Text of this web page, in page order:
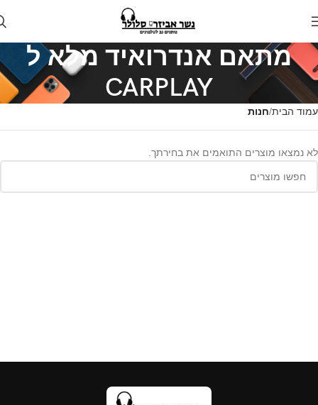
מתאם אנדרואיד מלא ל
CARPLAY
עמוד הבית חנות
לא נמצאו מוצרים התואמים את בחירתך.